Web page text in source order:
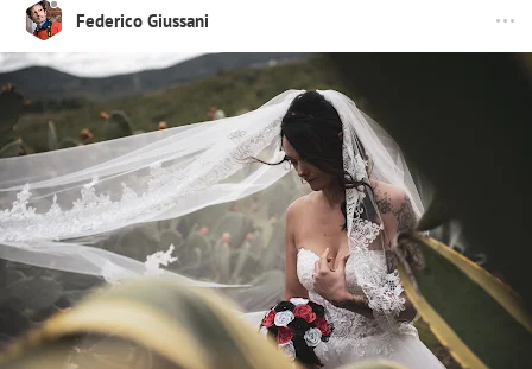
Federico Giussani